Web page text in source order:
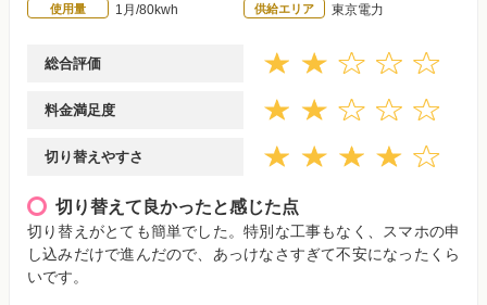
使用量 1月/80kwh 供給エリア 東京電力
総合評価
料金満足度
切り替えやすさ
切り替えて良かったと感じた点
切り替えがとても簡単でした。特別な工事もなく、スマホの申
し込みだけで進んだので、あっけなさすぎて不安になったくら
いです。